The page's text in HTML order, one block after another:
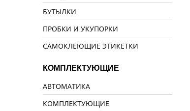
БУТЫЛКИ
ПРОБКИ И УКУПОРКИ
САМОКЛЕЮЩИЕ ЭТИКЕТКИ
КОМПЛЕКТУЮЩИЕ
АВТОМАТИКА
КОМПЛЕКТУЮЩИЕ